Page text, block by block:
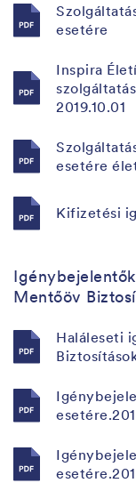
esetére
Inspira
2019.10.01
esetére
Kifizetési
Mentőöv
Haláleseti